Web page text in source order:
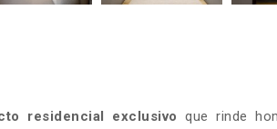
residencial exclusivo que rinde